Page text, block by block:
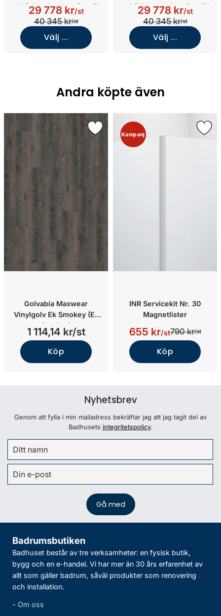
heltäckande glastvättställ
(Ek/Plain/Push open/Edge
Vit, Höger)
29 778 kr/st
40 345 kr/st
Välj ...
heltäckande glastvättställ
(Ek/Plain/Push open/Edge
Vit, Vänster)
29 778 kr/st
40 345 kr/st
Välj ...
Andra köpte även
Golvabia Maxwear
Vinylgolv Ek Smokey (Ek
Smokey)
1 114,14 kr/st
Köp
Kampanj
INR Servicekit Nr. 30
Magnetlister
655 kr/st790 kr/st
Köp
Nyhetsbrev
Genom att fylla i min mailadress bekräftar jag att jag tagit del av
Badhusets integritetspolicy.
Badrumsbutiken
Badhuset består av tre verksamheter: en fysisk butik,
bygg och en e-handel. Vi har mer än 30 års erfarenhet av
allt som gäller badrum, såväl produkter som renovering
och installation.
- Om oss